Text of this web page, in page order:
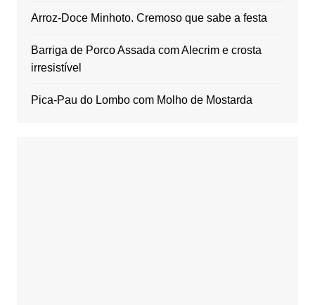
Arroz-Doce Minhoto. Cremoso que sabe a festa
Barriga de Porco Assada com Alecrim e crosta
irresistível
Pica-Pau do Lombo com Molho de Mostarda